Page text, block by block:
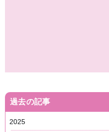
過去の記事
2025